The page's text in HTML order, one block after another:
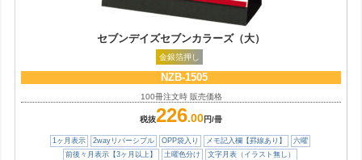
セブンデイズセブンカラーズ（大）
金銀箔押し
NZB-1505
100冊注文時 販売価格
税抜226.00円/冊
1ヶ月表示 2wayリバーシブル OPP袋入り メモ記入欄【罫線あり】
六曜
前後々月表示【3ヶ月以上】
土曜色分け 文字月表（イラスト無し）